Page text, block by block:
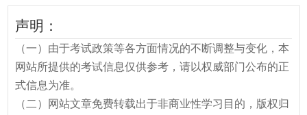
声明：
（一）由于考试政策等各方面情况的不断调整与变化，本
网站所提供的考试信息仅供参考，请以权威部门公布的正
式信息为准。
（二）网站文章免费转载出于非商业性学习目的，版权归